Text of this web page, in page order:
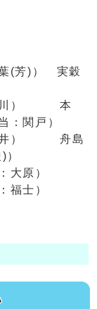
(芳)） 実穀
関川） 本
関戸）
櫻井） 舟島
当：大原）
福士）